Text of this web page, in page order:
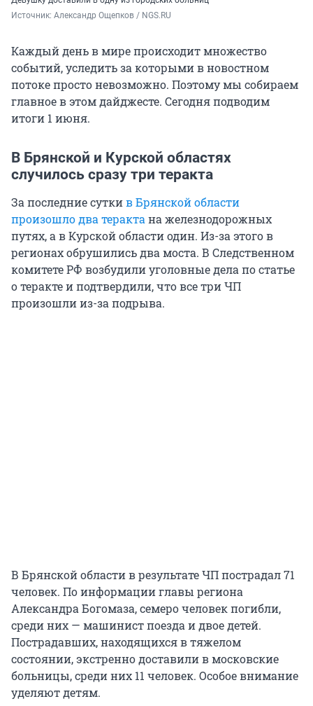
Источник: Александр Ощепков / NGS.RU
Каждый день в мире происходит множество
событий, уследить за которыми в новостном
потоке просто невозможно. Поэтому мы собираем
главное в этом дайджесте. Сегодня подводим
итоги 1 июня.
В Брянской и Курской областях
случилось сразу три теракта
За последние суткив Брянской области
произошло два терактана железнодорожных
путях, а в Курской области один. Из-за этого в
регионах обрушились два моста. В Следственном
комитете РФ возбудили уголовные дела по статье
о теракте и подтвердили, что все три ЧП
произошли из-за подрыва.
В Брянской области в результате ЧП пострадал 71
человек. По информации главы региона
Александра Богомаза, семеро человек погибли,
среди них — машинист поезда и двое детей.
Пострадавших, находящихся в тяжелом
состоянии, экстренно доставили в московские
больницы, среди них 11 человек. Особое внимание
уделяют детям.